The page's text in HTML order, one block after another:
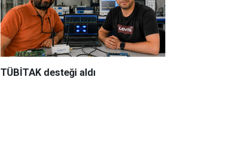
TÜBİTAK desteği aldı